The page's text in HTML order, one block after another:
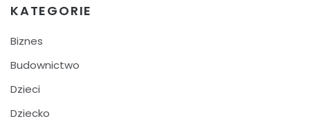
KATEGORIE
Biznes
Budownictwo
Dzieci
Dziecko